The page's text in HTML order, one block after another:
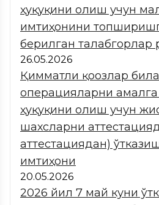
ҳуқуқини олиш учун
имтиҳонини
берилган талабгорлар
26.05.2026
Қимматли қоғозлар
операцияларни
ҳуқуқини олиш учун
шахсларни
аттестациядан)
имтиҳони
20.05.2026
2026 йил 7 май куни